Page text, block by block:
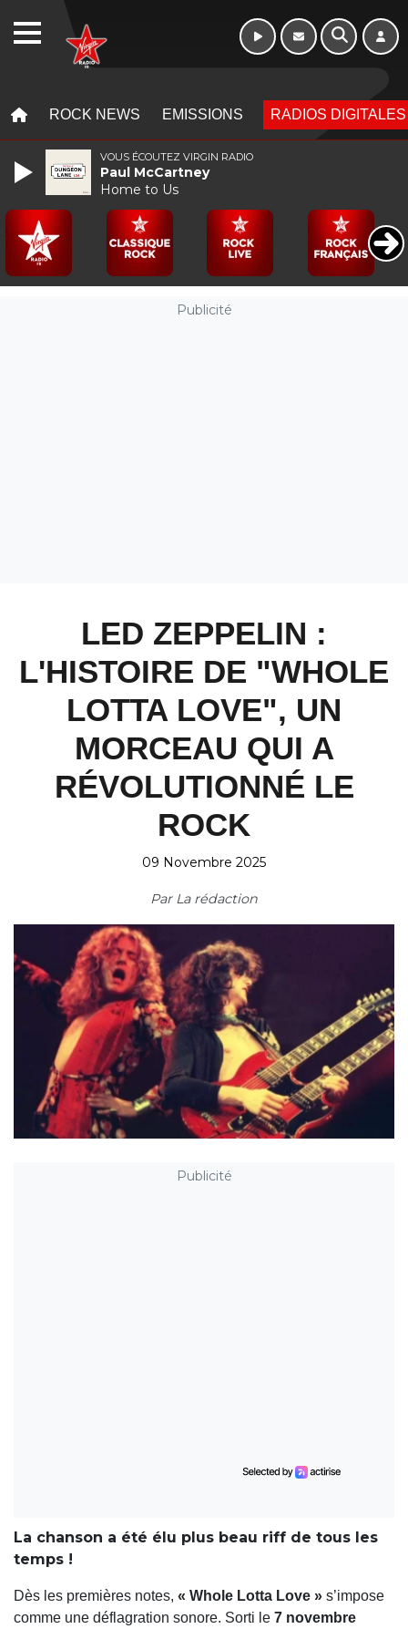
ROCK NEWS EMISSIONS RADIOS DIGITALES
Publicité
LED ZEPPELIN :
L'HISTOIRE DE "WHOLE
LOTTA LOVE", UN
MORCEAU QUI A
RÉVOLUTIONNÉ LE
ROCK
09 Novembre 2025
Par La rédaction
Publicité
La chanson a été élu plus beau riff de tous les
temps !
Dès les premières notes, « Whole Lotta Love » s’impose
comme une déflagration sonore. Sorti le 7 novembre
VOUS ÉCOUTEZ VIRGIN RADIO
Paul McCartney
Home to Us
WEBRADIO Week-end de 06h
à 12h